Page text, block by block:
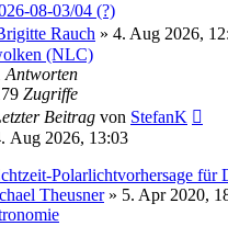
08-03/04 (?)
Rauch » 4. Aug 2026,
(NLC)
Antworten
Zugriffe
Beitrag von StefanK
Aug 2026, 13:03
Polarlichtvorhersage für
Theusner» 5. Apr 2020,